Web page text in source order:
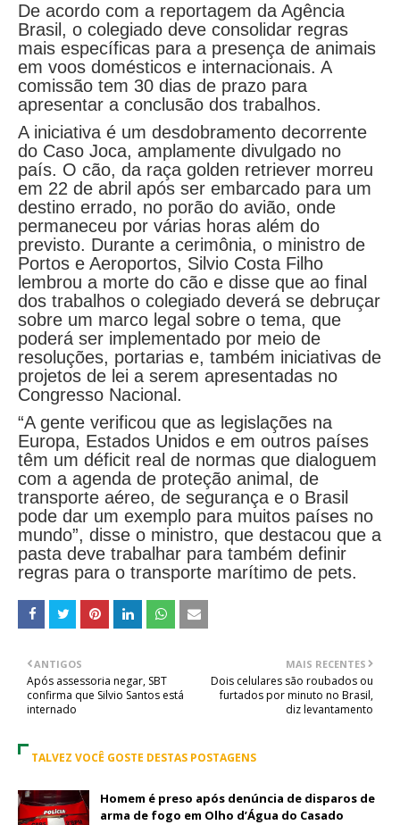
De acordo com a reportagem da Agência
Brasil, o colegiado deve consolidar regras
mais específicas para a presença de animais
em voos domésticos e internacionais. A
comissão tem 30 dias de prazo para
apresentar a conclusão dos trabalhos.
A iniciativa é um desdobramento decorrente
do Caso Joca, amplamente divulgado no
país. O cão, da raça golden retriever morreu
em 22 de abril após ser embarcado para um
destino errado, no porão do avião, onde
permaneceu por várias horas além do
previsto. Durante a cerimônia, o ministro de
Portos e Aeroportos, Silvio Costa Filho
lembrou a morte do cão e disse que ao final
dos trabalhos o colegiado deverá se debruçar
sobre um marco legal sobre o tema, que
poderá ser implementado por meio de
resoluções, portarias e, também iniciativas de
projetos de lei a serem apresentadas no
Congresso Nacional.
“A gente verificou que as legislações na
Europa, Estados Unidos e em outros países
têm um déficit real de normas que dialoguem
com a agenda de proteção animal, de
transporte aéreo, de segurança e o Brasil
pode dar um exemplo para muitos países no
mundo”, disse o ministro, que destacou que a
pasta deve trabalhar para também definir
regras para o transporte marítimo de pets.
MAIS RECENTES
Dois celulares são roubados ou
furtados por minuto no Brasil,
diz levantamento
ANTIGOS
Após assessoria negar, SBT
confirma que Silvio Santos está
internado
TALVEZ VOCÊ GOSTE DESTAS POSTAGENS
Homem é preso após denúncia de disparos de
arma de fogo em Olho d’Água do Casado